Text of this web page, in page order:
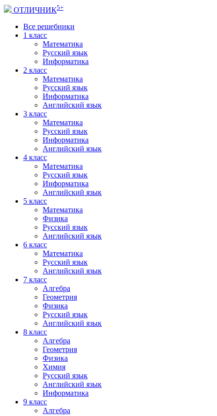
ОТЛИЧНИК5+
Все решебники
1 класс
Математика
Русский язык
Информатика
2 класс
Математика
Русский язык
Информатика
Английский язык
3 класс
Математика
Русский язык
Информатика
Английский язык
4 класс
Математика
Русский язык
Информатика
Английский язык
5 класс
Математика
Физика
Русский язык
Английский язык
6 класс
Математика
Русский язык
Английский язык
7 класс
Алгебра
Геометрия
Физика
Русский язык
Английский язык
8 класс
Алгебра
Геометрия
Физика
Химия
Русский язык
Английский язык
Информатика
9 класс
Алгебра